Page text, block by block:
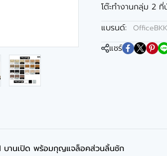
โต๊ะทำงานกลุ่ม 2
แบรนด์:
OfficeBKK
แชร์
บานเปิด พร้อมกุญแจล็อคส่วนลิ้นชัก